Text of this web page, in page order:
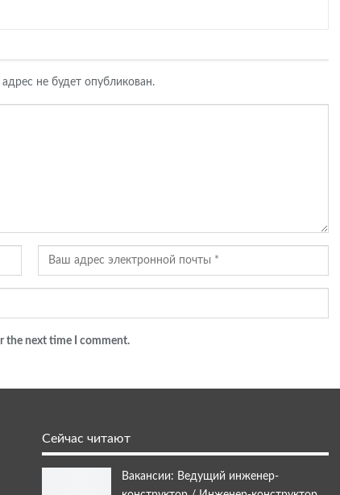
не будет опубликован.
the next time I comment.
Сейчас читают
Вакансии: Ведущий инженер-